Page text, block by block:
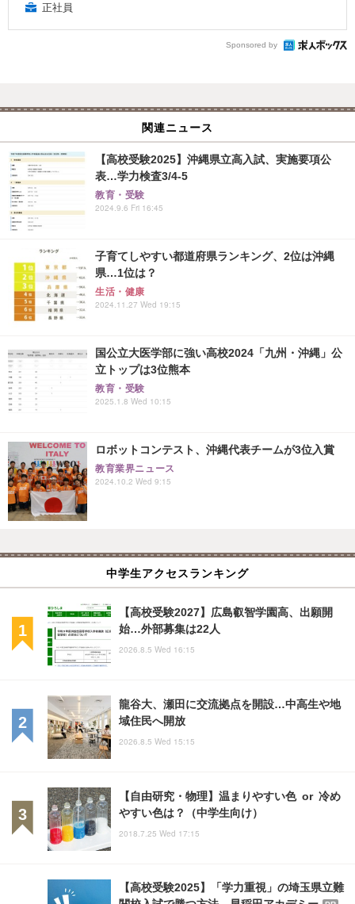
正社員
Sponsored by
関連ニュース
【高校受験2025】沖縄県立高入試、実施要項公
表…学力検査3/4-5
教育・受験
2024.9.6 Fri 16:45
子育てしやすい都道府県ランキング、2位は沖縄
県…1位は？
生活・健康
2024.11.27 Wed 19:15
国公立大医学部に強い高校2024「九州・沖縄」公
立トップは3位熊本
教育・受験
2025.1.8 Wed 10:15
ロボットコンテスト、沖縄代表チームが3位入賞
教育業界ニュース
2024.10.2 Wed 9:15
中学生アクセスランキング
【高校受験2027】広島叡智学園高、出願開
始…外部募集は22人
2026.8.5 Wed 16:15
龍谷大、瀬田に交流拠点を開設…中高生や地
域住民へ開放
2026.8.5 Wed 15:15
【自由研究・物理】温まりやすい色 or 冷め
やすい色は？（中学生向け）
2018.7.25 Wed 17:15
【高校受験2025】「学力重視」の埼玉県立難